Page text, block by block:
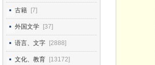
古籍 [7]
外国文学 [37]
语言、文字 [2888]
文化、教育 [13172]